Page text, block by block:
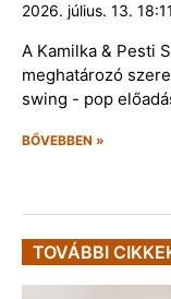
2026. július. 13. 18:11
A Kamilka & Pesti
meghatározó
swing - pop
BŐVEBBEN »
TOVÁBBI